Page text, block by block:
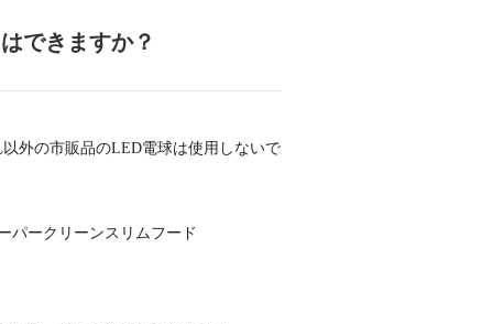
できますか？
外の市販品のLED電球は使用しないで
パークリーンスリムフード